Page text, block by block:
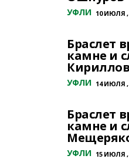
УФЛИ 10 ИЮЛЯ ,
Браслет
камне и
УФЛИ 14 ИЮЛЯ ,
Браслет
камне и
УФЛИ 15 ИЮЛЯ ,